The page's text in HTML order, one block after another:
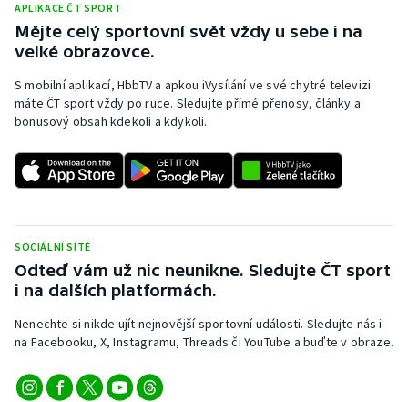
APLIKACE ČT SPORT
Mějte celý sportovní svět vždy u sebe i na
velké obrazovce.
S mobilní aplikací, HbbTV a apkou iVysílání ve své chytré televizi
máte ČT sport vždy po ruce. Sledujte přímé přenosy, články a
bonusový obsah kdekoli a kdykoli.
SOCIÁLNÍ SÍTĚ
Odteď vám už nic neunikne. Sledujte ČT sport
i na dalších platformách.
Nenechte si nikde ujít nejnovější sportovní události. Sledujte nás i
na Facebooku, X, Instagramu, Threads či YouTube a buďte v obraze.